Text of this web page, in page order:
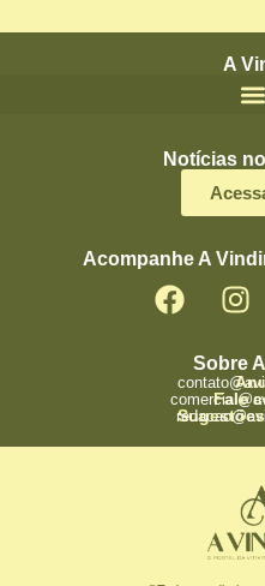
A
Notícias
Acompanhe A
Sobre
Fale